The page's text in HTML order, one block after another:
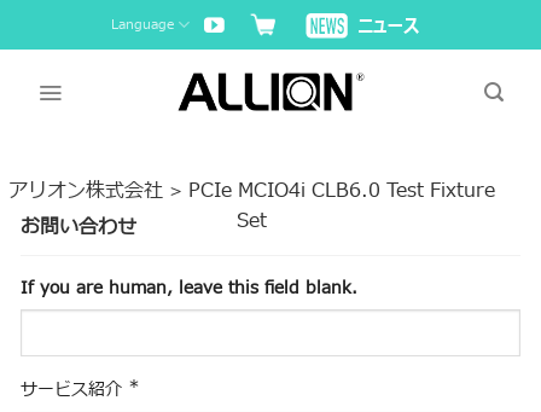
to
Language
アリオン株式会社> PCIe MCIO4i CLB6.0 Test Fixture
Set
お問い合わせ
If you are human, leave this field blank.
サービス紹介 *